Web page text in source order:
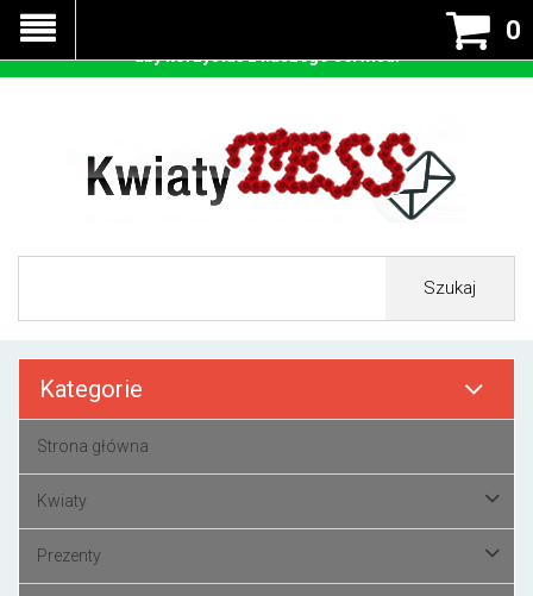
0
Szukaj
Kategorie
Strona główna
Kwiaty
Prezenty
Nasza strona korzysta z cookies - czyli tzw ciastek w celu
prawidłowego działania. Zaakceptuj przyjmowanie cookies
aby korzystać z naszego serwisu.